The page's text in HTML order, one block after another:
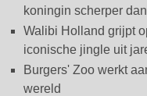
koningin scherper
Walibi Holland grijpt
iconische jingle uit
Burgers' Zoo werkt
wereld